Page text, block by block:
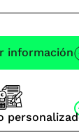
información